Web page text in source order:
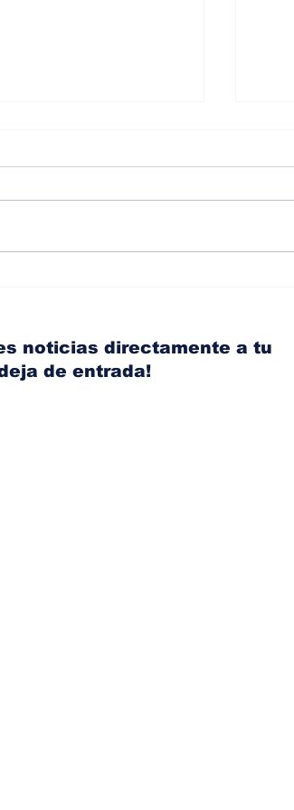
noticias directamente a tu
de entrada!